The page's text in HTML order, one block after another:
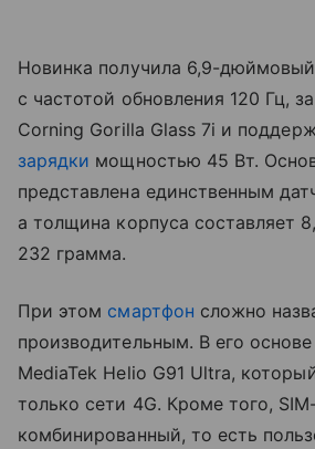
Новинка получила 6,9-
с частотой обновления 120 Гц,
Corning Gorilla Glass 7i и
зарядки мощностью 45 Вт.
представлена единственным
а толщина корпуса составляет
232 грамма.
При этом смартфон сложно
производительным. В его
MediaTek Helio G91 Ultra,
только сети 4G. Кроме того,
комбинированный, то есть